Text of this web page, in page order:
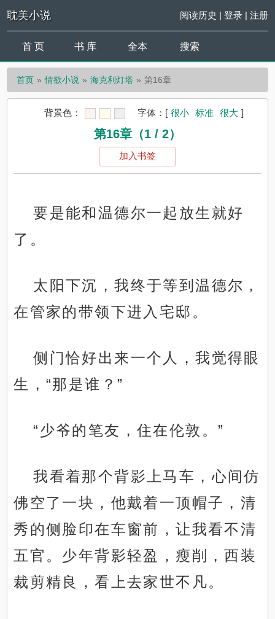
耽美小说 阅读历史 | 登录| 注册
首 页 书 库 全本 搜索
首页 情欲小说 海克利灯塔 第16章
背景色： 字体： [ 很小 标准 很大 ]
第16章（1 / 2）
加入书签
要是能和温德尔一起放生就好
了。
太阳下沉，我终于等到温德尔，
在管家的带领下进入宅邸。
侧门恰好出来一个人，我觉得眼
生，“那是谁？”
“少爷的笔友，住在伦敦。”
我看着那个背影上马车，心间仿
佛空了一块，他戴着一顶帽子，清
秀的侧脸印在车窗前，让我看不清
五官。少年背影轻盈，瘦削，西装
裁剪精良，看上去家世不凡。